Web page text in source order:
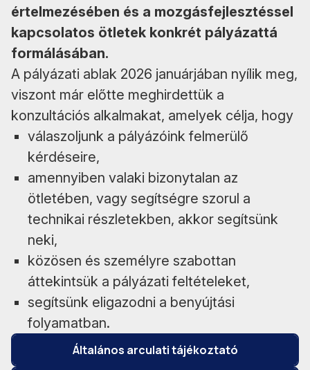
értelmezésében és a mozgásfejlesztéssel
kapcsolatos ötletek konkrét pályázattá
formálásában.
A pályázati ablak 2026 januárjában nyílik meg,
viszont már előtte meghirdettük a
konzultációs alkalmakat, amelyek célja, hogy
válaszoljunk a pályázóink felmerülő
kérdéseire,
amennyiben valaki bizonytalan az
ötletében, vagy segítségre szorul a
technikai részletekben, akkor segítsünk
neki,
közösen és személyre szabottan
áttekintsük a pályázati feltételeket,
segítsünk eligazodni a benyújtási
folyamatban.
Általános arculati tájékoztató